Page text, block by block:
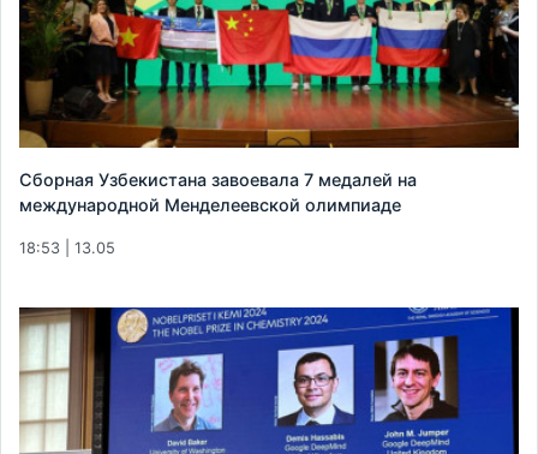
Сборная Узбекистана завоевала 7 медалей на
международной Менделеевской олимпиаде
18:53 | 13.05